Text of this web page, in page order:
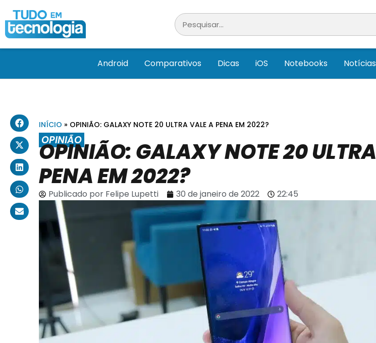
Android Comparativos Dicas iOS Notebooks Notícias
INÍCIO » OPINIÃO: GALAXY NOTE 20 ULTRA VALE A PENA EM 2022?
OPINIÃO
OPINIÃO: GALAXY NOTE 20
PENA EM 2022?
Publicado porFelipe Lupetti 30 de janeiro de 2022 22:45